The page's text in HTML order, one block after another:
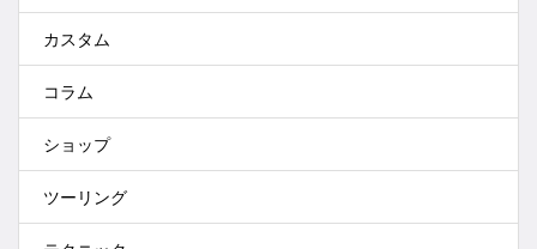
カスタム
コラム
ショップ
ツーリング